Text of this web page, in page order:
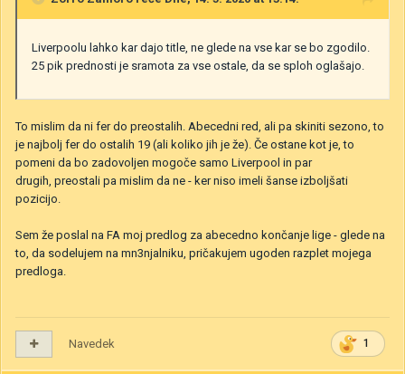
Liverpoolu lahko kar dajo title, ne glede na vse kar se bo zgodilo.
25 pik prednosti je sramota za vse ostale, da se sploh oglašajo.
To mislim da ni fer do preostalih. Abecedni red, ali pa skiniti sezono, to
je najbolj fer do ostalih 19 (ali koliko jih je že). Če ostane kot je, to
pomeni da bo zadovoljen mogoče samo Liverpool in par
drugih, preostali pa mislim da ne - ker niso imeli šanse izboljšati
pozicijo.
Sem že poslal na FA moj predlog za abecedno končanje lige - glede na
to, da sodelujem na mn3njalniku, pričakujem ugoden razplet mojega
predloga.
1
Navedek